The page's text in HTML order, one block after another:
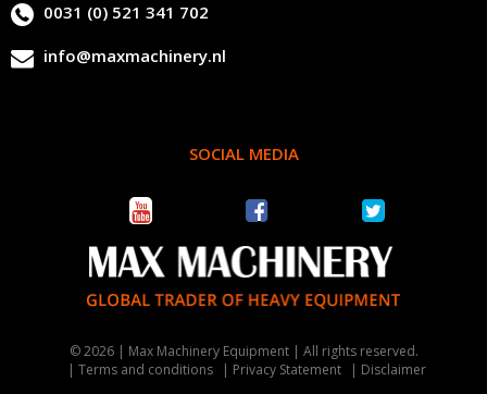
0031 (0) 521 341 702
info@maxmachinery.nl
SOCIAL MEDIA
© 2026 | Max Machinery Equipment | All rights reserved.
Terms and conditions
Privacy Statement Disclaimer